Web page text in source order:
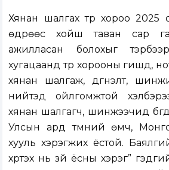
Хянан шалгах түр хороо
өдрөөс хойш таван сар
ажилласан болохыг
хугацаанд түр хорооны гишүүд,
хянан шалгаж, дүгнэлт,
нийтэд ойлгомжтой
хянан шалгагч, шинжээчид
Улсын ард түмний өмч,
хууль хэрэгжих ёстой.
хүртэх нь зүй ёсны хэрэг”